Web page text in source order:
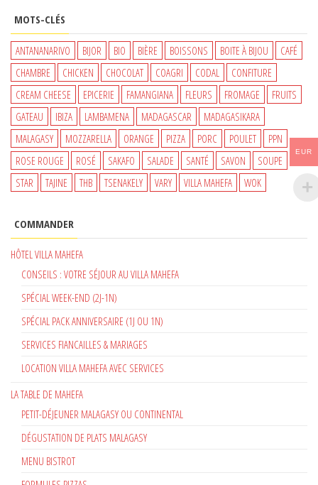
ÉTAIT :
650 €.
EST :
550 €.
MOTS-CLÉS
ANTANANARIVO BIJOR BIO BIÈRE BOISSONS BOITE À BIJOU
CAFÉ
CHAMBRE
CHICKEN CHOCOLAT COAGRI CODAL
CONFITURE
CREAM CHEESE
EPICERIE FAMANGIANA FLEURS FROMAGE
FRUITS
GATEAU
IBIZA LAMBAMENA MADAGASCAR
MADAGASIKARA
MALAGASY
MOZZARELLA ORANGE PIZZA PORC POULET
PPN
ROSE ROUGE
ROSÉ SAKAFO SALADE SANTÉ SAVON
SOUPE
STAR
TAJINE THB TSENAKELY VARY VILLA MAHEFA WOK
COMMANDER
HÔTEL VILLA MAHEFA
CONSEILS : VOTRE SÉJOUR AU VILLA MAHEFA
SPÉCIAL WEEK-END (2J-1N)
SPÉCIAL PACK ANNIVERSAIRE (1J OU 1N)
SERVICES FIANCAILLES & MARIAGES
LOCATION VILLA MAHEFA AVEC SERVICES
LA TABLE DE MAHEFA
PETIT-DÉJEUNER MALAGASY OU CONTINENTAL
DÉGUSTATION DE PLATS MALAGASY
MENU BISTROT
EUR